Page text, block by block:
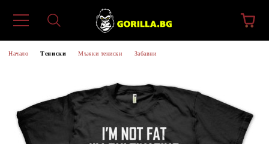
Начало Тениски Мъжки тениски Забавни